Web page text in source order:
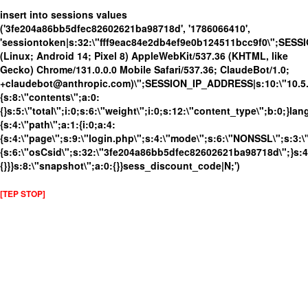
insert into sessions values
('3fe204a86bb5dfec82602621ba98718d', '1786066410',
(Linux; Android 14; Pixel 8) AppleWebKit/537.36 (KHTML, like
Gecko) Chrome/131.0.0.0 Mobile Safari/537.36; ClaudeBot/1.0;
{s:8:\"contents\";a:0:
{s:4:\"path\";a:1:{i:0;a:4:
{}}}s:8:\"snapshot\";a:0:{}}sess_discount_code|N;')
[TEP STOP]